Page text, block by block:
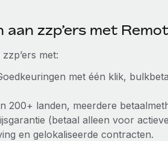
zzp’ers met
met:
met één klik,
200+ landen, meerdere
(betaal alleen voor
en gelokaliseerde contracten.